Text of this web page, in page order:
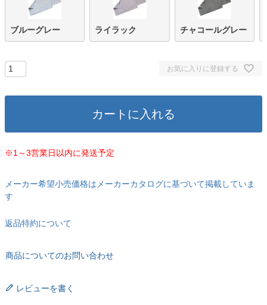
ブルーグレー ライラック チャコールグレー
お気に入りに登録する
カートに入れる
※1～3営業日以内に発送予定
メーカー希望小売価格はメーカーカタログに基づいて掲載していま
す
返品特約について
商品についてのお問い合わせ
レビューを書く